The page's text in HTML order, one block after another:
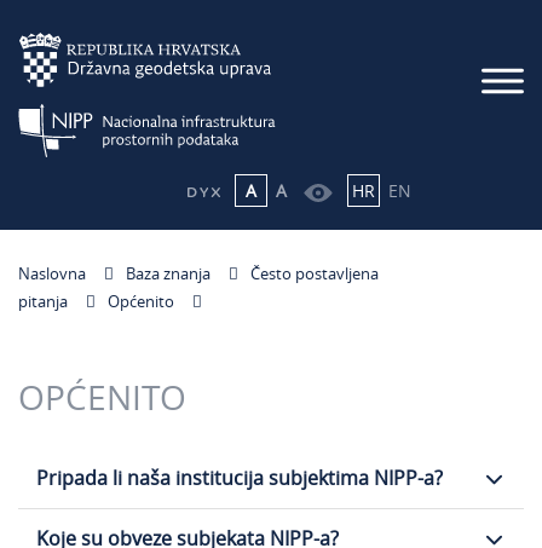
A A HR EN
Naslovna Baza znanja
Često postavljena
pitanja
Općenito
OPĆENITO
Pripada li naša institucija subjektima NIPP-a?
Koje su obveze subjekata NIPP-a?